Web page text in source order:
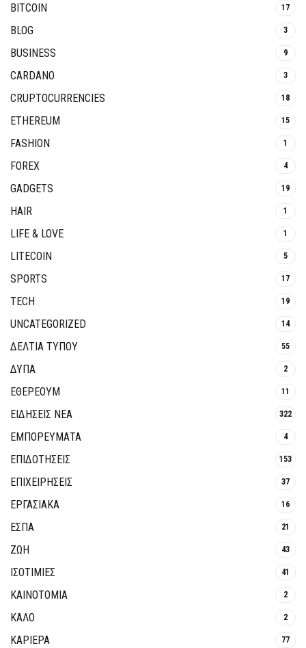
BITCOIN 17
BLOG 3
BUSINESS 9
CARDANO 3
CRUPTOCURRENCIES 18
ETHEREUM 15
FASHION 1
FOREX 4
GADGETS 19
HAIR 1
LIFE & LOVE 1
LITECOIN 5
SPORTS 17
TECH 19
UNCATEGORIZED 14
ΔΕΛΤΙΑ ΤΥΠΟΥ 55
ΔΥΠΑ 2
ΕΘΈΡΕΟΥΜ 11
ΕΙΔΗΣΕΙΣ ΝΕΑ 322
ΕΜΠΟΡΕΥΜΑΤΑ 4
ΕΠΙΔΟΤΗΣΕΙΣ 153
ΕΠΙΧΕΙΡΗΣΕΙΣ 37
ΕΡΓΑΣΙΑΚΑ 16
ΕΣΠΑ 21
ΖΩΗ 43
ΙΣΟΤΙΜΙΕΣ 41
ΚΑΙΝΟΤΟΜΊΑ 2
ΚΑΛΟ 2
ΚΑΡΙΕΡΑ 77